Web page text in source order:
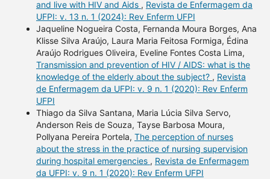
and live with HIV and Aids , Revista de Enfermagem da
UFPI: v. 13 n. 1 (2024): Rev Enferm UFPI
Jaqueline Nogueira Costa, Fernanda Moura Borges, Ana
Klisse Silva Araújo, Laura Maria Feitosa Formiga, Édina
Araújo Rodrigues Oliveira, Eveline Fontes Costa Lima,
Transmission and prevention of HIV / AIDS: what is the
knowledge of the elderly about the subject? , Revista
de Enfermagem da UFPI: v. 9 n. 1 (2020): Rev Enferm
UFPI
Thiago da Silva Santana, Maria Lúcia Silva Servo,
Anderson Reis de Souza, Tayse Barbosa Moura,
Pollyana Pereira Portela, The perception of nurses
about the stress in the practice of nursing supervision
during hospital emergencies , Revista de Enfermagem
da UFPI: v. 9 n. 1 (2020): Rev Enferm UFPI